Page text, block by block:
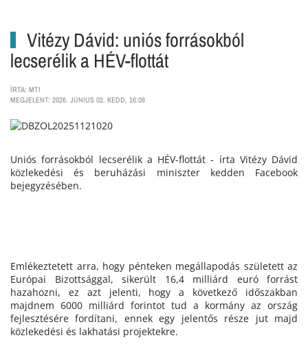
Vitézy Dávid: uniós forrásokból
lecserélik a HÉV-flottát
ÍRTA: MTI
MEGJELENT: 2026. JÚNIUS 02. KEDD, 16:08
Uniós forrásokból lecserélik a HÉV-flottát - írta Vitézy Dávid
közlekedési és beruházási miniszter kedden Facebook
bejegyzésében.
Emlékeztetett arra, hogy pénteken megállapodás született az
Európai Bizottsággal, sikerült 16,4 milliárd euró forrást
hazahozni, ez azt jelenti, hogy a következő időszakban
majdnem 6000 milliárd forintot tud a kormány az ország
fejlesztésére fordítani, ennek egy jelentős része jut majd
közlekedési és lakhatási projektekre.